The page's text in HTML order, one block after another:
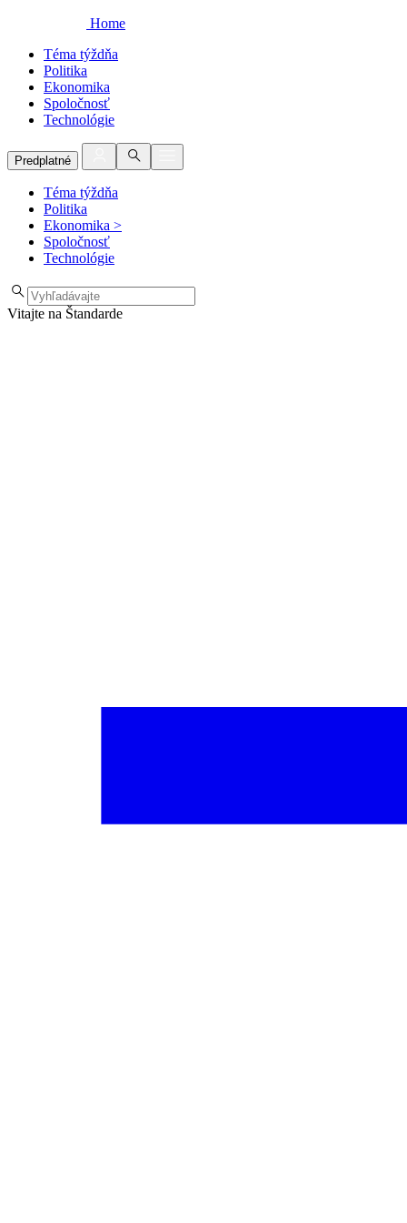
Home
Téma týždňa
Politika
Ekonomika
Spoločnosť
Technológie
Predplatné
Téma týždňa
Politika
Ekonomika >
Spoločnosť
Technológie
Vitajte na Štandarde